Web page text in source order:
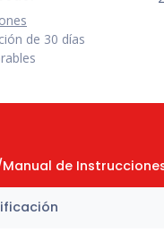
de 30 días
de